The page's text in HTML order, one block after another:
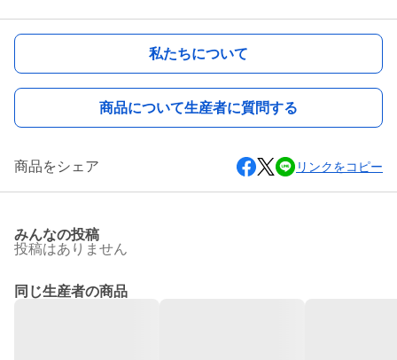
私たちについて
商品について生産者に質問する
商品をシェア リンクをコピー
みんなの投稿
投稿はありません
同じ生産者の商品